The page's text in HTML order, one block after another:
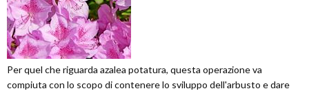
Per quel che riguarda azalea potatura, questa operazione va
compiuta con lo scopo di contenere lo sviluppo dell'arbusto e dare